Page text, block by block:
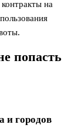
на
попасть
и городов